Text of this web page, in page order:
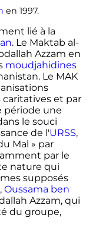
en 1997.
lié à la
. Le Maktab al-
Azzam en
moudjahidines
Le MAK
caritatives et par
période une
le souci
de l'URSS,
Mal » par
par le
nature qui
supposés
Oussama ben
Azzam, qui
du groupe,